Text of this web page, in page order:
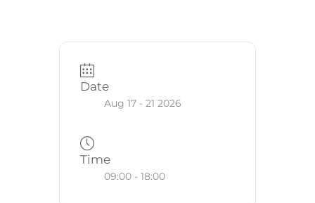
Date
Aug 17 - 21 2026
Time
09:00 - 18:00